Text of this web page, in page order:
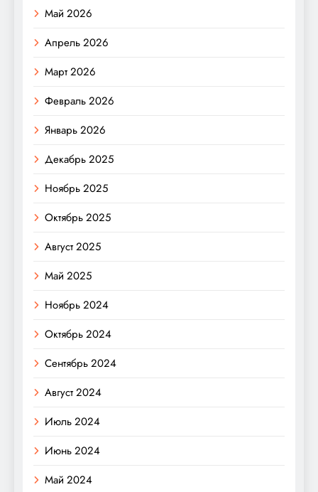
Май 2026
Апрель 2026
Март 2026
Февраль 2026
Январь 2026
Декабрь 2025
Ноябрь 2025
Октябрь 2025
Август 2025
Май 2025
Ноябрь 2024
Октябрь 2024
Сентябрь 2024
Август 2024
Июль 2024
Июнь 2024
Май 2024